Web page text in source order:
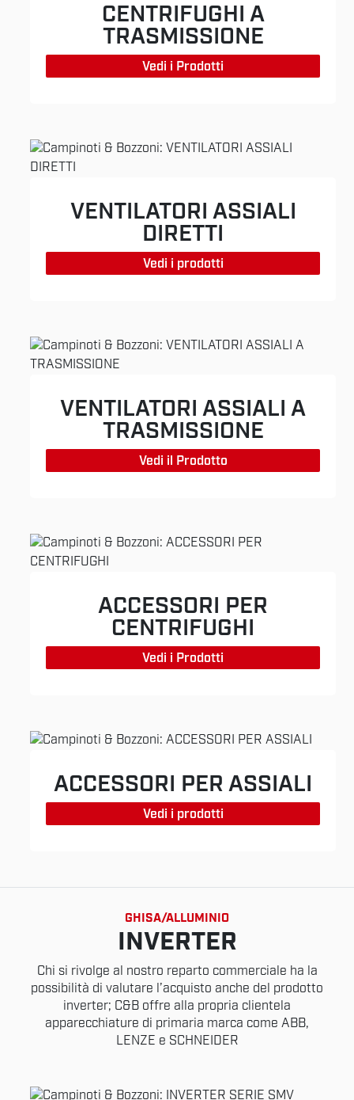
CENTRIFUGHI A
TRASMISSIONE
Vedi i Prodotti
VENTILATORI ASSIALI
DIRETTI
Vedi i prodotti
VENTILATORI ASSIALI A
TRASMISSIONE
Vedi il Prodotto
ACCESSORI PER
CENTRIFUGHI
Vedi i Prodotti
ACCESSORI PER ASSIALI
Vedi i prodotti
GHISA/ALLUMINIO
INVERTER
Chi si rivolge al nostro reparto commerciale ha la
possibilità di valutare l’acquisto anche del prodotto
inverter; C&B offre alla propria clientela
apparecchiature di primaria marca come ABB,
LENZE e SCHNEIDER